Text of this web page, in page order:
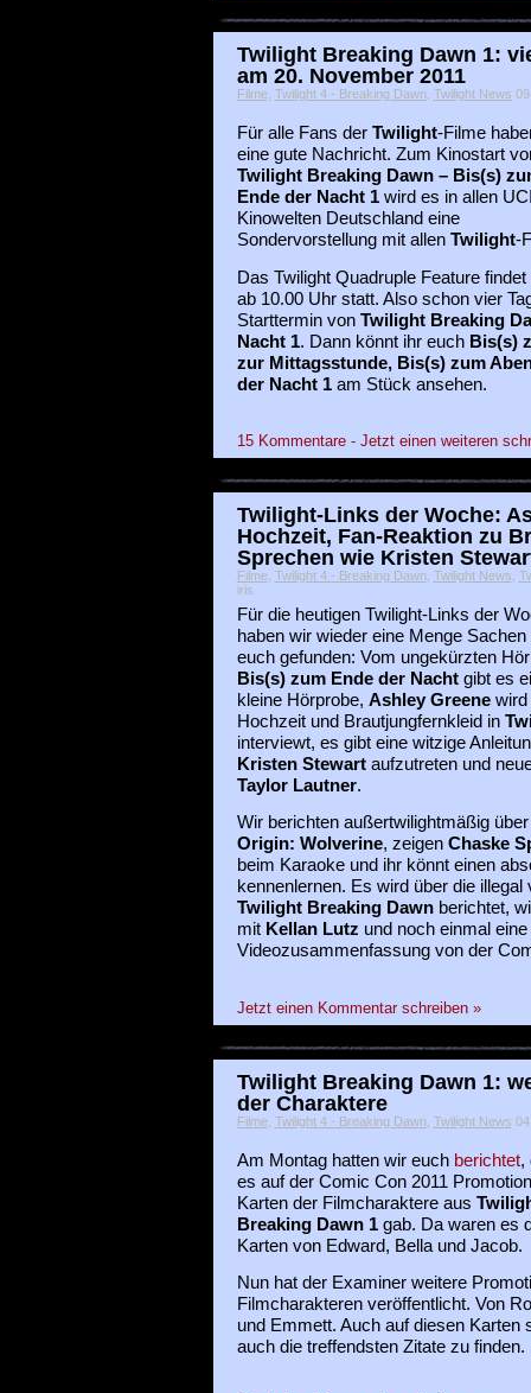
Twilight Breaking Dawn 1:
am 20. November 2011
Filme, Twilight 4 - Breaking Dawn, Twilight News
Für alle Fans der Twilight-Filme
eine gute Nachricht. Zum Kinostart
Twilight Breaking Dawn – Bis(s)
Ende der Nacht 1wird es in allen
Kinowelten Deutschland eine
Sondervorstellung mit allen Twilight-
Das Twilight Quadruple Feature
ab 10.00 Uhr statt. Also schon vier
Starttermin von Twilight Breaking
Nacht 1. Dann könnt ihr euch Bis(s)
zur Mittagsstunde, Bis(s) zum
der Nacht 1am Stück ansehen.
15 Kommentare - Jetzt einen weiteren
Twilight-Links der Woche:
Hochzeit, Fan-Reaktion zu
Sprechen wie Kristen
Filme, Twilight 4 - Breaking Dawn, Twilight News
iris
Für die heutigen Twilight-Links der
haben wir wieder eine Menge Sachen
euch gefunden: Vom ungekürzten
Bis(s) zum Ende der Nachtgibt es
kleine Hörprobe, Ashley Greenewird
Hochzeit und Brautjungfernkleid in
interviewt, es gibt eine witzige
Kristen Stewartaufzutreten und
Taylor Lautner.
Wir berichten außertwilightmäßig
Origin: Wolverine, zeigen Chaske
beim Karaoke und ihr könnt einen
kennenlernen. Es wird über die illegal
Twilight Breaking Dawnberichtet,
mit Kellan Lutz und noch einmal
Videozusammenfassung von der
Jetzt einen Kommentar schreiben »
Twilight Breaking Dawn 1:
der Charaktere
Filme, Twilight 4 - Breaking Dawn, Twilight News
Am Montag hatten wir euch berichtet,
es auf der Comic Con 2011
Karten der Filmcharaktere aus
Breaking Dawn 1gab. Da waren es
Karten von Edward, Bella und Jacob.
Nun hat der Examiner weitere
Filmcharakteren veröffentlicht. Von
und Emmett. Auch auf diesen Karten
auch die treffendsten Zitate zu finden.